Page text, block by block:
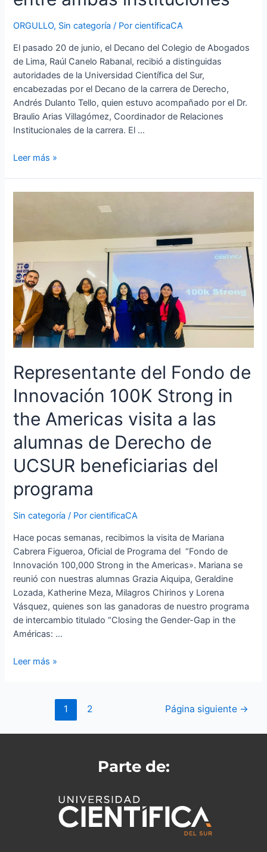
ORGULLO, Sin categoría / PorcientificaCA
El pasado 20 de junio, el Decano del Colegio de Abogados
de Lima, Raúl Canelo Rabanal, recibió a distinguidas
autoridades de la Universidad Científica del Sur,
encabezadas por el Decano de la carrera de Derecho,
Andrés Dulanto Tello, quien estuvo acompañado por el Dr.
Braulio Arias Villagómez, Coordinador de Relaciones
Institucionales de la carrera. El …
Leer más »
Representante del Fondo de
Innovación 100K Strong in
the Americas visita a las
alumnas de Derecho de
UCSUR beneficiarias del
programa
Sin categoría / PorcientificaCA
Hace pocas semanas, recibimos la visita de Mariana
Cabrera Figueroa, Oficial de Programa del “Fondo de
Innovación 100,000 Strong in the Americas». Mariana se
reunió con nuestras alumnas Grazia Aiquipa, Geraldine
Lozada, Katherine Meza, Milagros Chirinos y Lorena
Vásquez, quienes son las ganadoras de nuestro programa
de intercambio titulado “Closing the Gender-Gap in the
Américas: …
100K
Strong
in
the
Americas
visita
a
alumnas
de
Derecho
de
beneficiarias
del
programa
Leer más »
1 2 Página siguiente →
Parte de: